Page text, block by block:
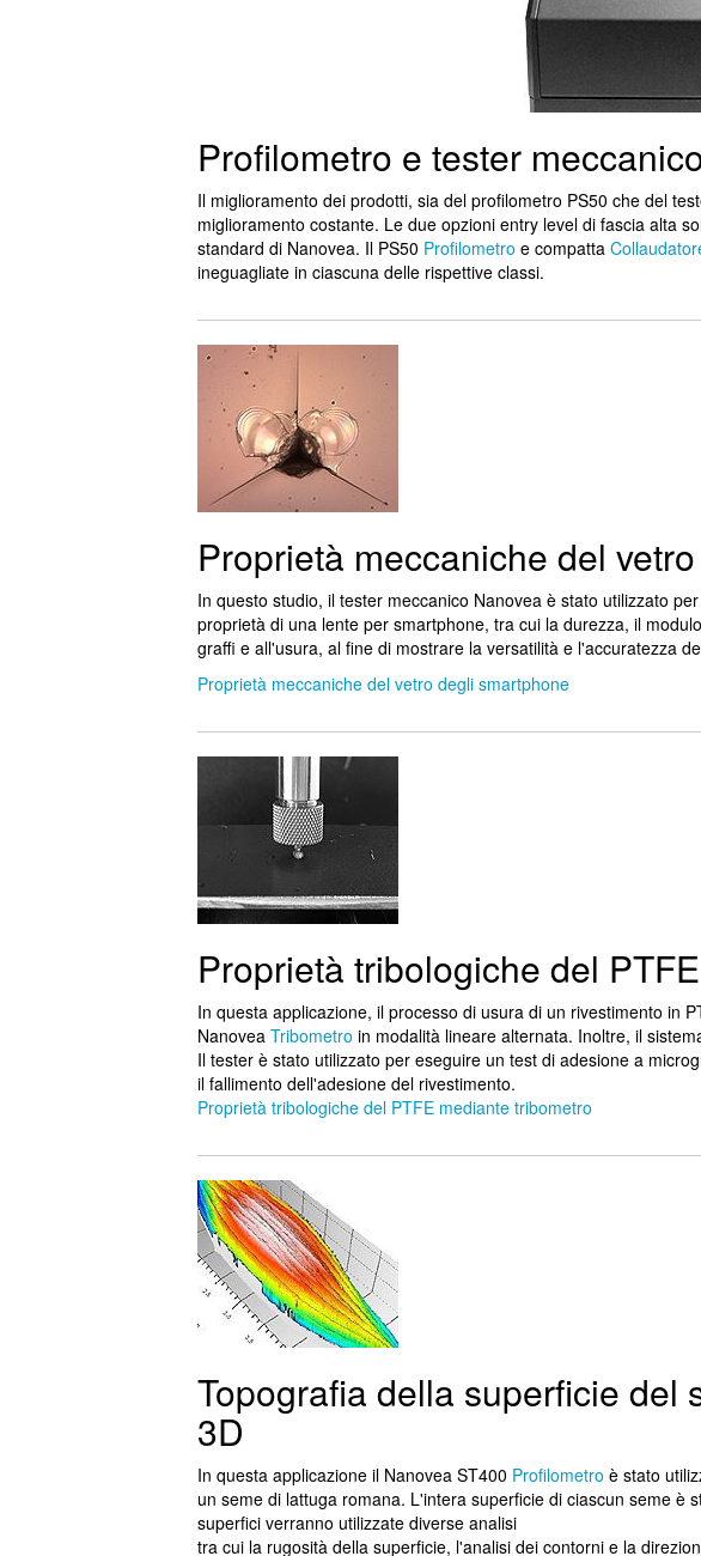
Profilometro e tester
Il miglioramento dei prodotti, sia del profilometro PS50 che del
miglioramento costante. Le due opzioni entry level di fascia alta
standard di Nanovea. Il PS50 Profilometro e compatta
ineguagliate in ciascuna delle rispettive classi.
Proprietà meccaniche del
In questo studio, il tester meccanico Nanovea è stato utilizzato
proprietà di una lente per smartphone, tra cui la durezza, il
graffi e all'usura, al fine di mostrare la versatilità e l'accuratezza
Proprietà meccaniche del vetro degli smartphone
Proprietà tribologiche del
In questa applicazione, il processo di usura di un rivestimento in
Nanovea Tribometro in modalità lineare alternata. Inoltre, il
Il tester è stato utilizzato per eseguire un test di adesione a
il fallimento dell'adesione del rivestimento.
Proprietà tribologiche del PTFE mediante tribometro
Topografia della superficie del
3D
In questa applicazione il Nanovea ST400 Profilometro è stato
un seme di lattuga romana. L'intera superficie di ciascun seme è
superfici verranno utilizzate diverse analisi
tra cui la rugosità della superficie, l'analisi dei contorni e la